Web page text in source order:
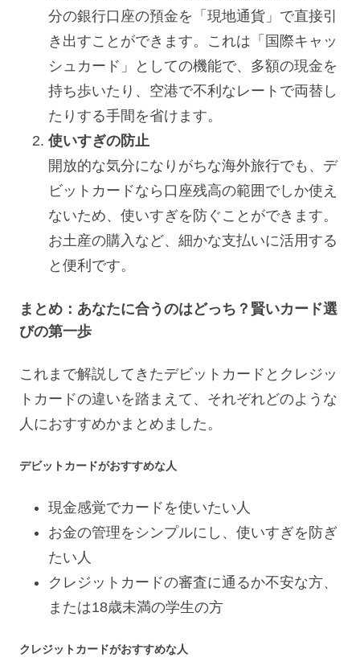
分の銀行口座の預金を「現地通貨」で直接引
き出すことができます。これは「国際キャッ
シュカード」としての機能で、多額の現金を
持ち歩いたり、空港で不利なレートで両替し
たりする手間を省けます。
使いすぎの防止
開放的な気分になりがちな海外旅行でも、デ
ビットカードなら口座残高の範囲でしか使え
ないため、使いすぎを防ぐことができます。
お土産の購入など、細かな支払いに活用する
と便利です。
まとめ：あなたに合うのはどっち？賢いカード選
びの第一歩
これまで解説してきたデビットカードとクレジッ
トカードの違いを踏まえて、それぞれどのような
人におすすめかまとめました。
デビットカードがおすすめな人
現金感覚でカードを使いたい人
お金の管理をシンプルにし、使いすぎを防ぎ
たい人
クレジットカードの審査に通るか不安な方、
または18歳未満の学生の方
クレジットカードがおすすめな人